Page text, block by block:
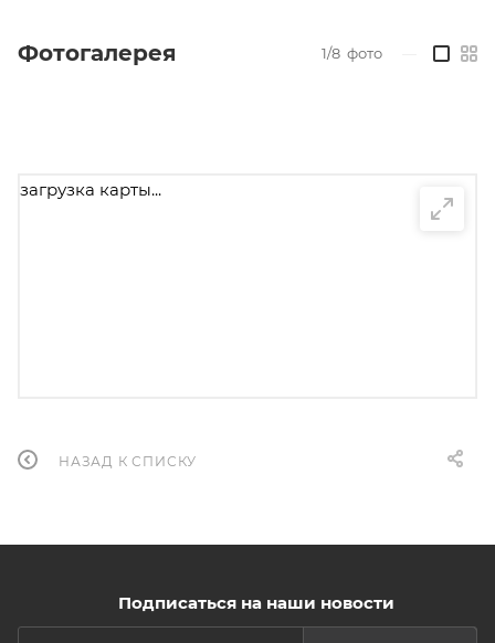
Фотогалерея 1/8 фото
загрузка карты...
НАЗАД К СПИСКУ
Подписаться на наши новости